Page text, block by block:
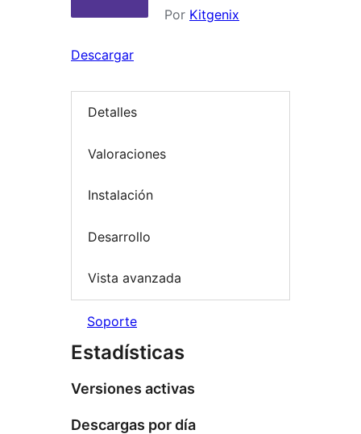
Por Kitgenix
Descargar
Detalles
Valoraciones
Instalación
Desarrollo
Vista avanzada
Soporte
Estadísticas
Versiones activas
Descargas por día